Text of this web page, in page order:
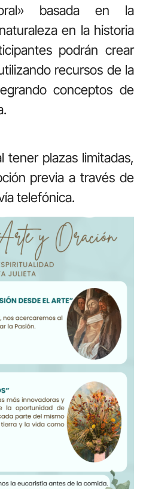
basada en la
en la historia
podrán crear
recursos de la
conceptos de
tener plazas limitadas,
previa a través de
telefónica.